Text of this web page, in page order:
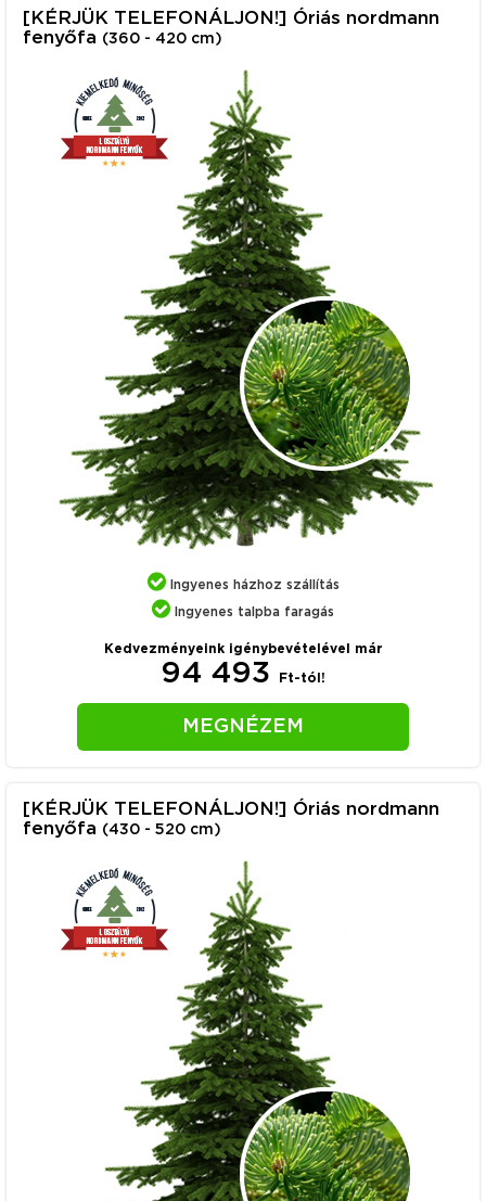
[KÉRJÜK TELEFONÁLJON!] Óriás nordmann
fenyőfa (360 - 420 cm)
Ingyenes házhoz szállítás
Ingyenes talpba faragás
Kedvezményeink igénybevételével már
94 493 Ft-tól!
MEGNÉZEM
[KÉRJÜK TELEFONÁLJON!] Óriás nordmann
fenyőfa (430 - 520 cm)